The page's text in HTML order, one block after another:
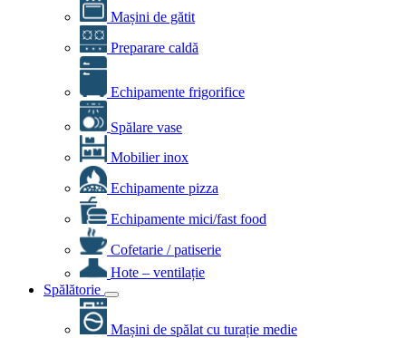
Mașini de gătit
Preparare caldă
Echipamente frigorifice
Spălare vase
Mobilier inox
Echipamente pizza
Echipamente mici/fast food
Cofetarie / patiserie
Hote – ventilație
Spălătorie
Mașini de spălat cu turație medie